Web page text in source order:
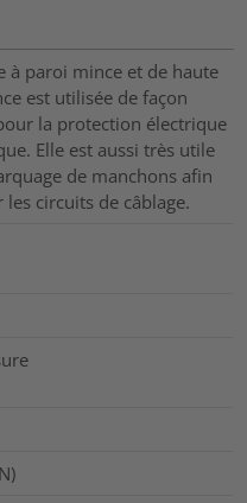
à paroi mince et de haute
est utilisée de façon
la protection électrique
Elle est aussi très utile
de manchons afin
circuits de câblage.